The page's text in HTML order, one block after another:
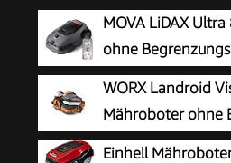
MOVA LiDAX
ohne
KI Vision
WORX Landroid
Mähroboter ohne
600 m²
Einhell